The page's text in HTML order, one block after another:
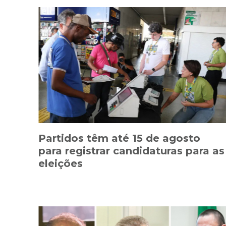
Partidos têm até 15 de agosto
para registrar candidaturas para as
eleições